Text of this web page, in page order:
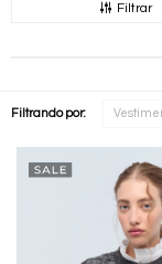
Filtrar
Filtrando por: